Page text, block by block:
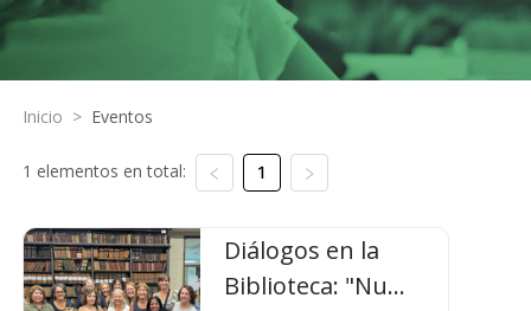
Inicio > Eventos
1 elementos en total: 1
Diálogos en la
Biblioteca: "Nu...